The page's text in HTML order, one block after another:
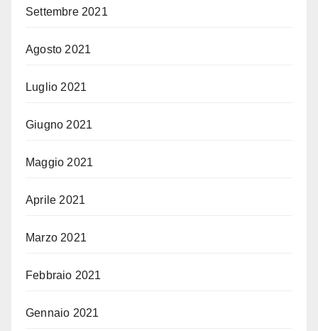
Settembre 2021
Agosto 2021
Luglio 2021
Giugno 2021
Maggio 2021
Aprile 2021
Marzo 2021
Febbraio 2021
Gennaio 2021